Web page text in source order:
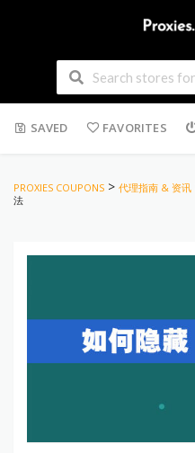
SAVED FAVORITES
PROXIES COUPONS > 代理指南 & 资讯
法